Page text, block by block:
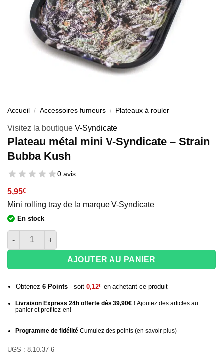
Accueil / Accessoires fumeurs / Plateaux à rouler
Visitez la boutique V-Syndicate
Plateau métal mini V-Syndicate – Strain
Bubba Kush
0 avis
5,95€
Mini rolling tray de la marque V-Syndicate
En stock
quantité de Plateau métal mini V-Syndicate – Strain Bubba
AJOUTER AU PANIER
Obtenez 6Points- soit 0,12€ en achetant ce produit
Livraison Express 24h offerte dès 39,90€ ! Ajoutez des articles au
panier et profitez-en!
Programme de fidélitéCumulez des points (en savoir plus)
UGS : 8.10.37-6